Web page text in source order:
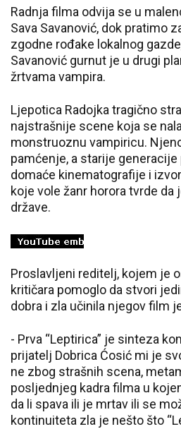
Radnja filma odvija se u
Sava Savanović, dok pratimo
zgodne rođake lokalnog
Savanović gurnut je u drugi
žrtvama vampira.
Ljepotica Radojka tragično
najstrašnije scene koja se
monstruoznu vampiricu.
pamćenje, a starije
domaće kinematografije i
koje vole žanr horora tvrde
države.
Proslavljeni reditelj, kojem je
kritičara pomoglo da stvori
dobra i zla učinila njegov film
- Prva “Leptirica” je sinteza
prijatelj Dobrica Ćosić mi je
ne zbog strašnih scena,
posljednjeg kadra filma u
da li spava ili je mrtav ili se
kontinuiteta zla je nešto što